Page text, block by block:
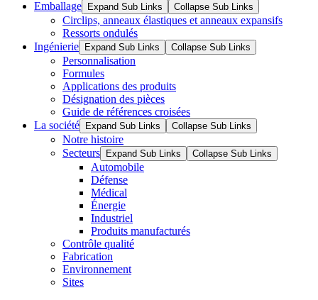
Emballage Expand Sub Links Collapse Sub Links
Circlips, anneaux élastiques et anneaux expansifs
Ressorts ondulés
Ingénierie
Expand Sub Links Collapse Sub Links
Personnalisation
Formules
Applications des produits
Désignation des pièces
Guide de références croisées
La société
Expand Sub Links Collapse Sub Links
Notre histoire
Secteurs
Expand Sub Links Collapse Sub Links
Automobile
Défense
Médical
Énergie
Industriel
Produits manufacturés
Contrôle qualité
Fabrication
Environnement
Sites